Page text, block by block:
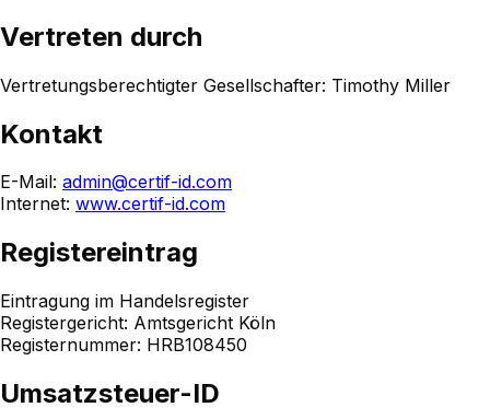
Vertreten durch
Vertretungsberechtigter Gesellschafter: Timothy Miller
Kontakt
E-Mail: admin@certif-id.com
Internet: www.certif-id.com
Registereintrag
Eintragung im Handelsregister
Registergericht: Amtsgericht Köln
Registernummer: HRB108450
Umsatzsteuer-ID